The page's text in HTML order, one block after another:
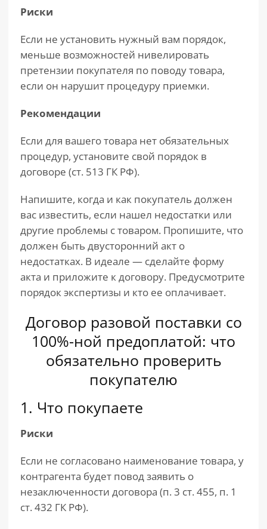
Риски
Если не установить нужный вам порядок,
меньше возможностей нивелировать
претензии покупателя по поводу товара,
если он нарушит процедуру приемки.
Рекомендации
Если для вашего товара нет обязательных
процедур, установите свой порядок в
договоре (ст. 513 ГК РФ).
Напишите, когда и как покупатель должен
вас известить, если нашел недостатки или
другие проблемы с товаром. Пропишите, что
должен быть двусторонний акт о
недостатках. В идеале — сделайте форму
акта и приложите к договору. Предусмотрите
порядок экспертизы и кто ее оплачивает.
Договор разовой поставки со
100%-ной предоплатой: что
обязательно проверить
покупателю
1. Что покупаете
Риски
Если не согласовано наименование товара, у
контрагента будет повод заявить о
незаключенности договора (п. 3 ст. 455, п. 1
ст. 432 ГК РФ).